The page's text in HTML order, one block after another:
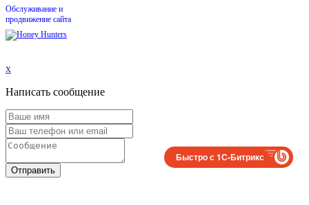
Обслуживание и
продвижение сайта
x
Написать сообщение
Отправить
Быстро с 1С-Битрикс